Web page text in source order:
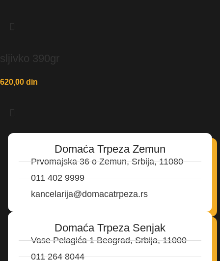
sljivko 390gr
620,00 din
Domaća Trpeza Zemun
Prvomajska 36 o Zemun, Srbija, 11080
011 402 9999
kancelarija@domacatrpeza.rs
Domaća Trpeza Senjak
Vase Pelagića 1 Beograd, Srbija, 11000
011 264 8044